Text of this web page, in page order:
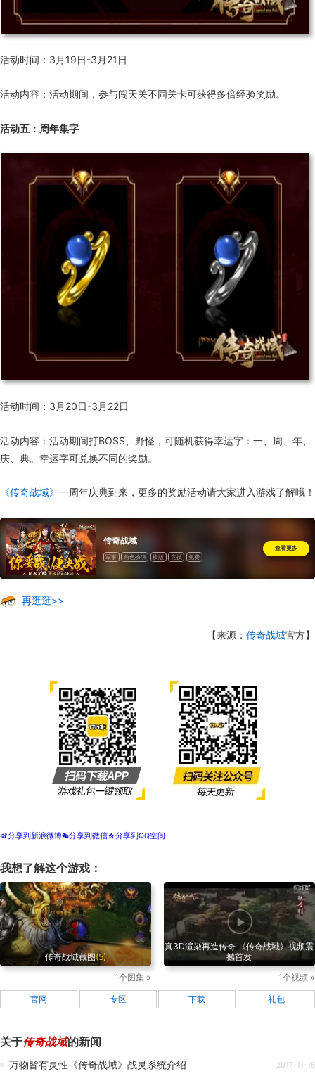
活动时间：3月19日-3月21日
活动内容：活动期间，参与闯天关不同关卡可获得多倍经验奖励。
活动五：周年集字
活动时间：3月20日-3月22日
活动内容：活动期间打BOSS、野怪，可随机获得幸运字：一、周、年、
庆、典。幸运字可兑换不同的奖励。
《传奇战域》 一周年庆典到来，更多的奖励活动请大家进入游戏了解哦！
传奇战域
军事 角色扮演 横版 竞技 免费
查看更多
再逛逛>>
【来源： 传奇战域官方】
t分享到新浪微博w分享到微信z分享到QQ空间
我想了解这个游戏：
传奇战域截图(5)
1个图集 »
真3D渲染再造传奇 《传奇战域》视频震
撼首发
1个视频 »
官网 专区 下载 礼包
关于传奇战域的新闻
万物皆有灵性《传奇战域》战灵系统介绍 2017-11-15